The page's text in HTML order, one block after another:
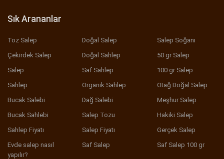
Sık Arananlar
Toz Salep
Çekirdek Salep
Salep
Sahlep
Bucak Salebi
Bucak Sahlebi
Sahlep Fiyatı
Evde salep nasıl
yapılır?
Doğal Salep
Doğal Sahlep
Saf Sahlep
Organik Sahlep
Dağ Salebi
Salep Tozu
Salep Fiyatı
Saf Salep
Salep Soğanı
50 gr Salep
100 gr Salep
Otağ Doğal Salep
Meşhur Salep
Hakiki Salep
Gerçek Salep
Saf Salep 100 gr